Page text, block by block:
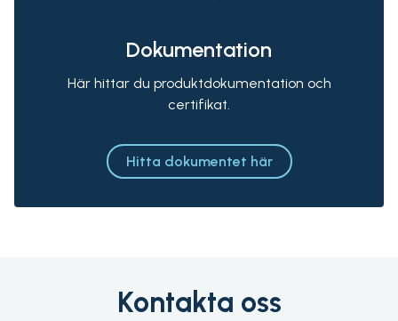
Dokumentation
Här hittar du produktdokumentation och
certifikat.
Hitta dokumentet här
Kontakta oss